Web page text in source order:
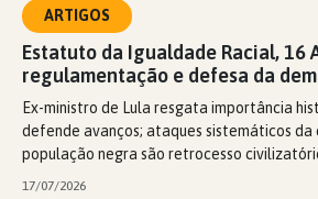
ARTIGOS
Estatuto da Igualdade Racial, 16
regulamentação e defesa da
Ex-ministro de Lula resgata importância
defende avanços; ataques sistemáticos
população negra são retrocesso
17/07/2026